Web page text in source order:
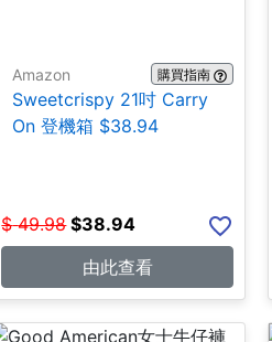
Amazon 購買指南
Sweetcrispy 21吋 Carry
On 登機箱 $38.94
$ 49.98 $38.94
由此查看